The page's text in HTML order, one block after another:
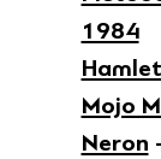
1984
Hamlet
Mojo
Neron